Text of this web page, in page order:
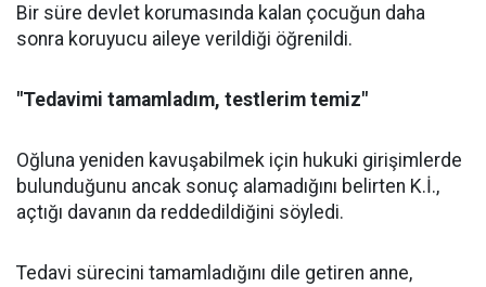
Bir süre devlet korumasında kalan çocuğun daha
sonra koruyucu aileye verildiği öğrenildi.
"Tedavimi tamamladım, testlerim temiz"
Oğluna yeniden kavuşabilmek için hukuki girişimlerde
bulunduğunu ancak sonuç alamadığını belirten K.İ.,
açtığı davanın da reddedildiğini söyledi.
Tedavi sürecini tamamladığını dile getiren anne,